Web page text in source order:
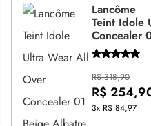
Lancôme
Teint Idole
Concealer
R$ 318,90
R$
3x R$ 84,97